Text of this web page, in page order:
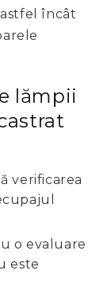
încât
lămpii
verificarea
o evaluare
este